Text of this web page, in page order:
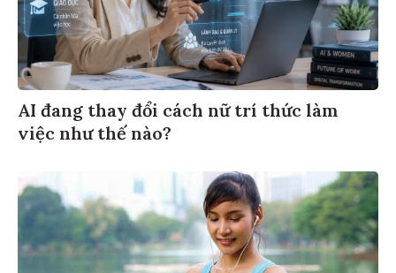
AI đang thay đổi cách nữ trí thức làm
việc như thế nào?